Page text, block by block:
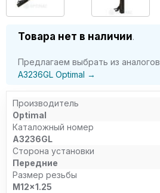
Товара нет в наличии.
Предлагаем выбрать из аналогов
A3236GL Optimal →
Производитель
Optimal
Каталожный номер
A3236GL
Сторона установки
Передние
Размер резьбы
M12x1.25